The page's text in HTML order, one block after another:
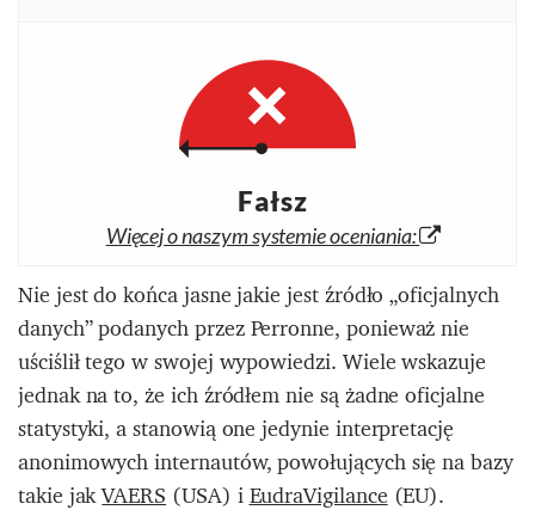
Fałsz
Więcej o naszym systemie oceniania:
Nie jest do końca jasne jakie jest źródło „oficjalnych
danych” podanych przez Perronne, ponieważ nie
uściślił tego w swojej wypowiedzi. Wiele wskazuje
jednak na to, że ich źródłem nie są żadne oficjalne
statystyki, a stanowią one jedynie interpretację
anonimowych internautów, powołujących się na bazy
takie jakVAERS (USA) iEudraVigilance(EU).